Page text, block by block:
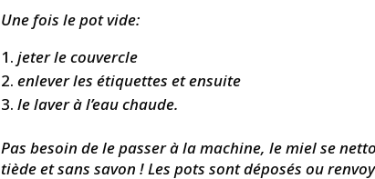
Une fois le pot vide:
jeter le couvercle
enlever les étiquettes et ensuite
le laver à l’eau chaude.
Pas besoin de le passer à la machine, le miel se
tiède et sans savon ! Les pots sont déposés ou